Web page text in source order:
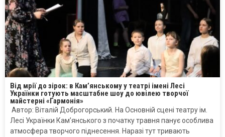
Від мрії до зірок: в Кам’янському у театрі імені Лесі
Українки готують масштабне шоу до ювілею творчої
майстерні «Гармонія»
Автор: Віталій Доброгорський. На Основній сцені театру ім.
Лесі Українки Кам’янського з початку травня панує особлива
атмосфера творчого піднесення. Наразі тут тривають